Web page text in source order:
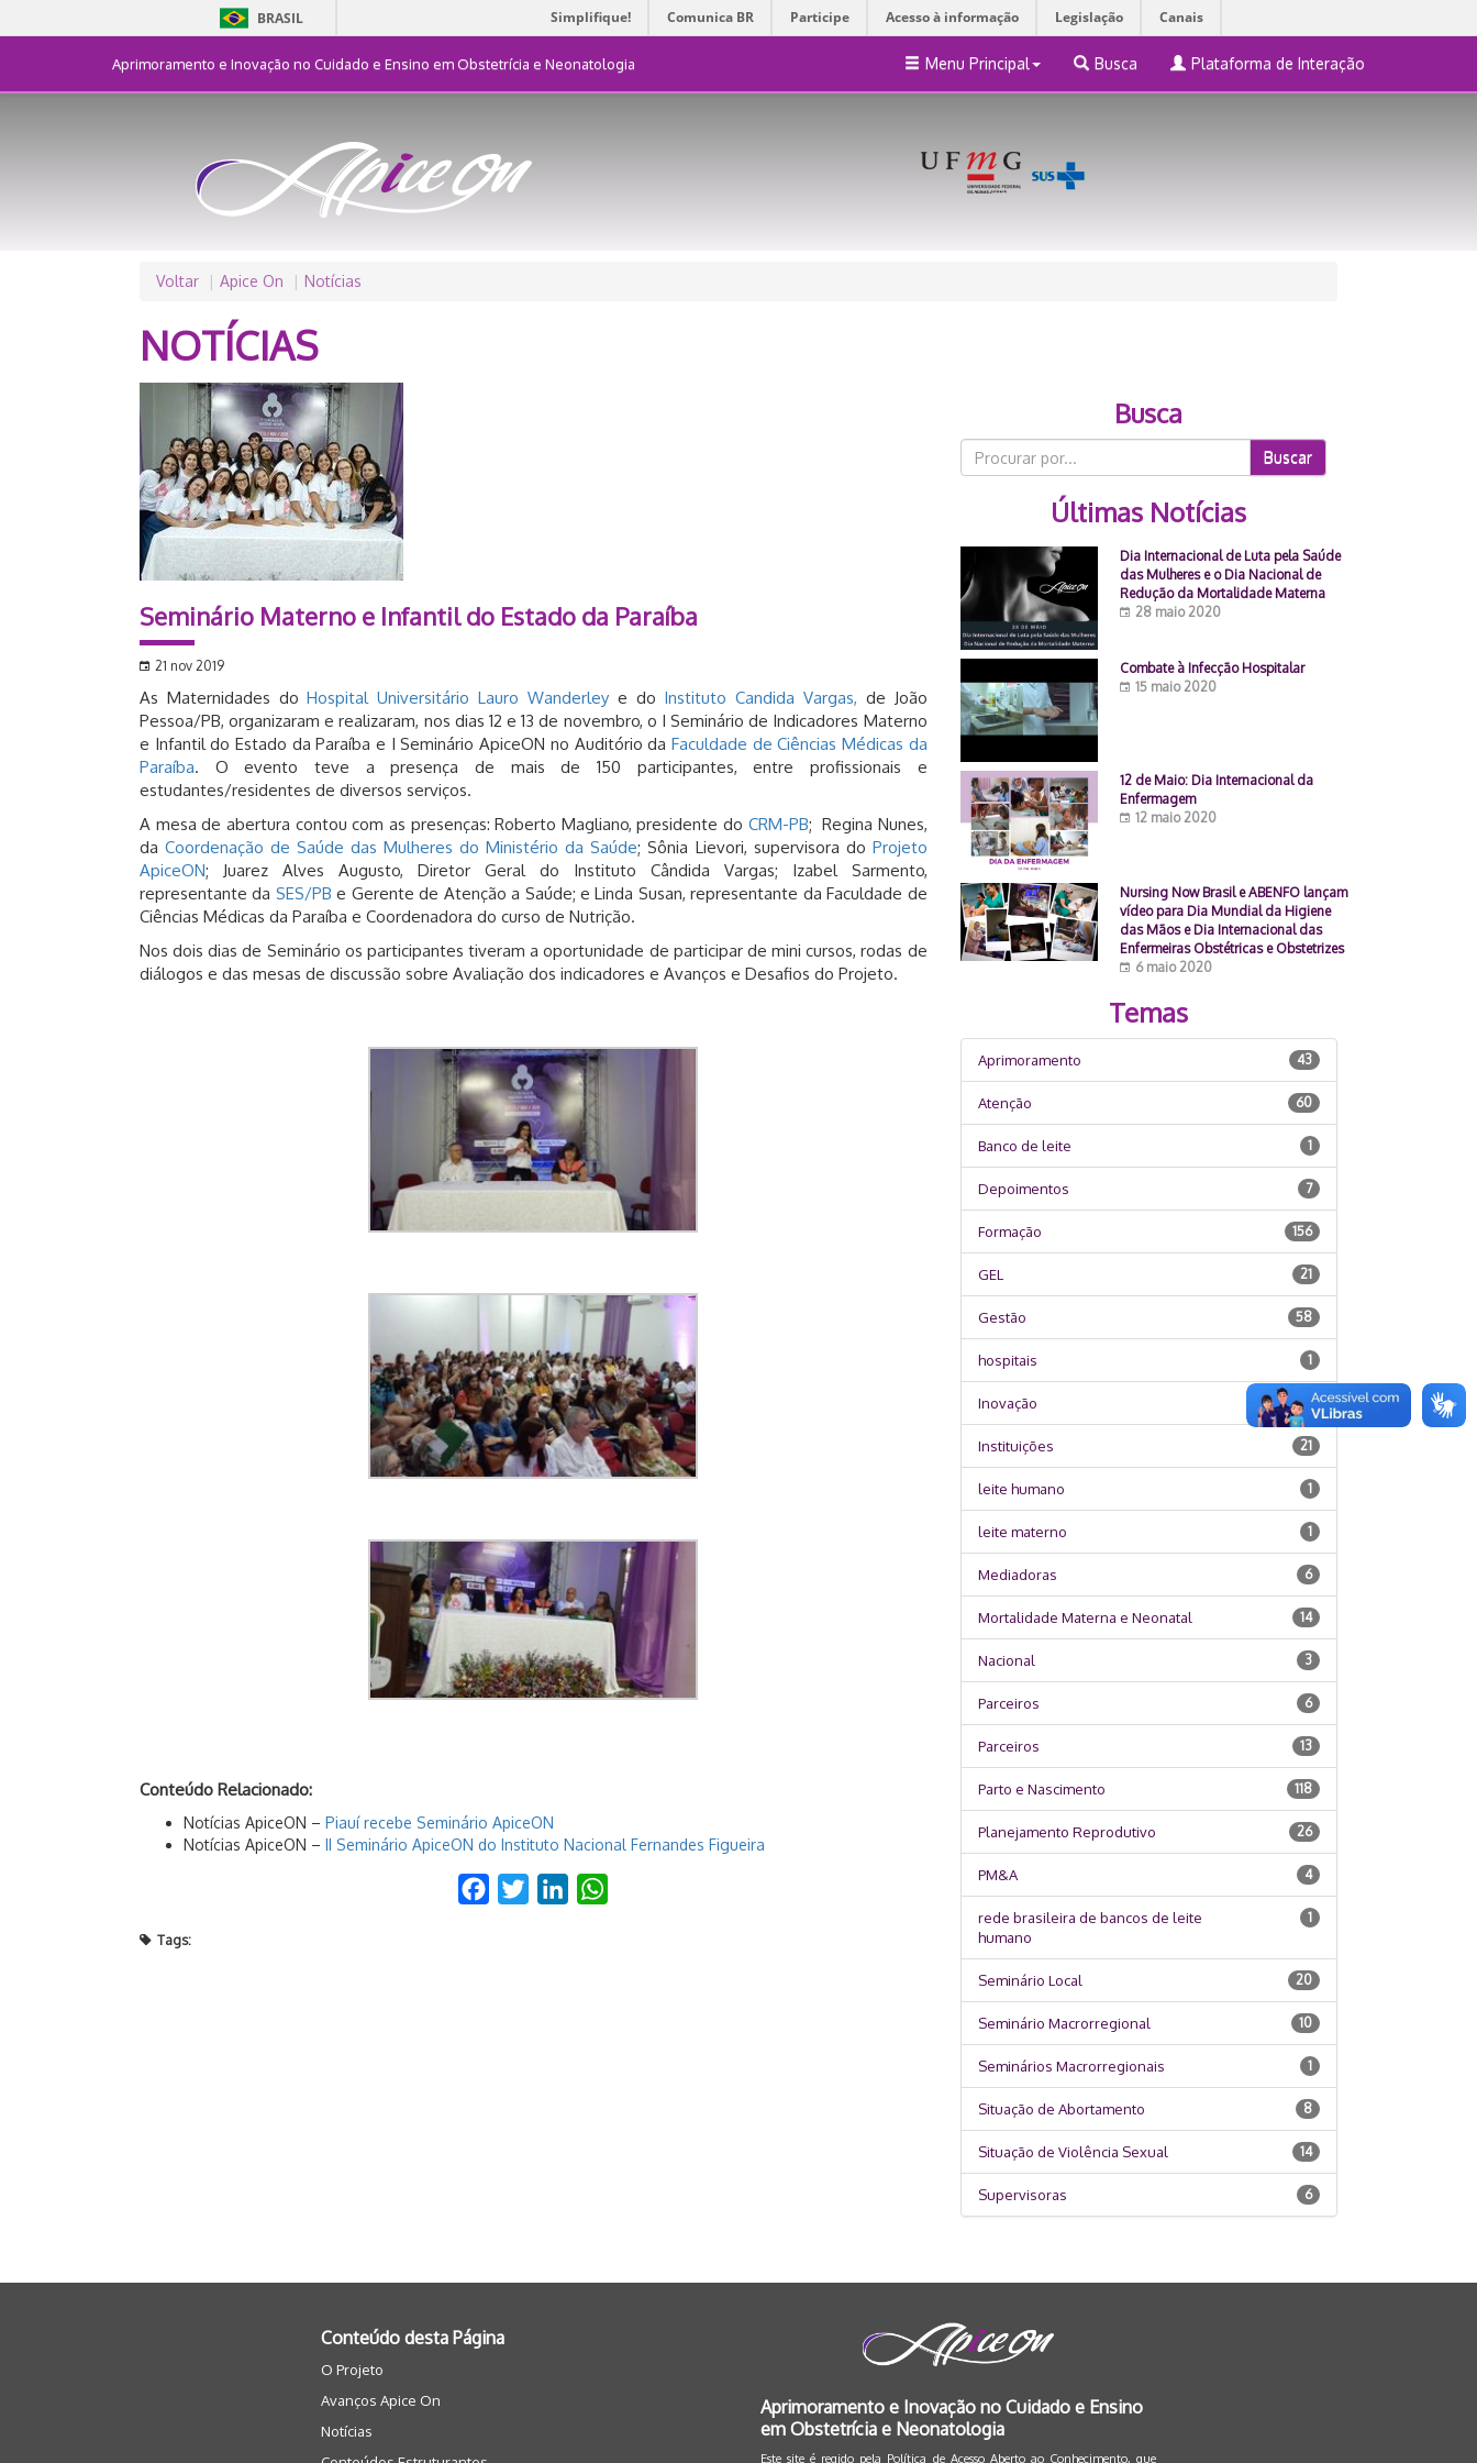
BRASIL Simplifique! Comunica BR Participe Acesso à informação Legislação Canais
Aprimoramento e Inovação no Cuidado e Ensino em Obstetrícia e Neonatologia Menu Principal Busca Plataforma de Interação
Voltar Apice On Notícias
NOTÍCIAS
Seminário Materno e Infantil do Estado da Paraíba
21 nov 2019
As Maternidades doHospital Universitário Lauro Wanderleye do Instituto Candida Vargas, de João
Pessoa/PB, organizaram e realizaram, nos dias 12 e 13 de novembro, o I Seminário de Indicadores Materno
e Infantil do Estado da Paraíba e I Seminário ApiceON no Auditório da Faculdade de Ciências Médicas da
Paraíba. O evento teve a presença de mais de 150 participantes, entre profissionais e
estudantes/residentes de diversos serviços.
A mesa de abertura contou com as presenças: Roberto Magliano, presidente do CRM-PB; Regina Nunes,
daCoordenação de Saúde das Mulheres do Ministério da Saúde; Sônia Lievori, supervisora do Projeto
ApiceON; Juarez Alves Augusto, Diretor Geral do Instituto Cândida Vargas; Izabel Sarmento,
representante da SES/PB e Gerente de Atenção a Saúde; e Linda Susan, representante da Faculdade de
Ciências Médicas da Paraíba e Coordenadora do curso de Nutrição.
Nos dois dias de Seminário os participantes tiveram a oportunidade de participar de mini cursos, rodas de
diálogos e das mesas de discussão sobre Avaliação dos indicadores e Avanços e Desafios do Projeto.
Conteúdo Relacionado:
Notícias ApiceON – Piauí recebe Seminário ApiceON
Notícias ApiceON – II Seminário ApiceON do Instituto Nacional Fernandes Figueira
FacebookTwitterLinkedIn
Tags:
Busca
Buscar
Últimas Notícias
Dia Internacional de Luta pela Saúde
das Mulheres e o Dia Nacional de
Redução da Mortalidade Materna
28 maio 2020
Combate à Infecção Hospitalar
15 maio 2020
12 de Maio: Dia Internacional da
Enfermagem
12 maio 2020
Nursing Now Brasil e ABENFO lançam
vídeo para Dia Mundial da Higiene
das Mãos e Dia Internacional das
Enfermeiras Obstétricas e Obstetrizes
6 maio 2020
Temas
Aprimoramento 43
Atenção 60
Banco de leite 1
Depoimentos 7
Formação 156
GEL 21
Gestão 58
hospitais 1
Inovação 3
Instituições 21
leite humano 1
leite materno 1
Mediadoras 6
Mortalidade Materna e Neonatal 14
Nacional 3
Parceiros 6
Parceiros 13
Parto e Nascimento 118
Planejamento Reprodutivo 26
PM&A 4
rede brasileira de bancos de leite
humano
1
Seminário Local 20
Seminário Macrorregional 10
Seminários Macrorregionais 1
Situação de Abortamento 8
Situação de Violência Sexual 14
Supervisoras 6
Conteúdo desta Página
O Projeto
Avanços Apice On
Notícias
Aprimoramento e Inovação no Cuidado e Ensino
em Obstetrícia e Neonatologia
Este site é regido pela Política de Acesso Aberto ao Conhecimento, que